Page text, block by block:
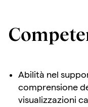
Abilità nel
comprensione
visualizzazioni